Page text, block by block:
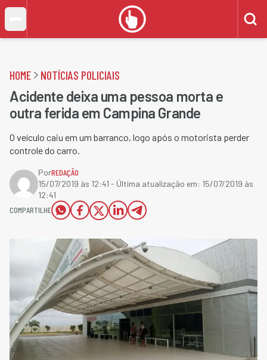
HOME NOTÍCIAS POLICIAIS
Acidente deixa uma pessoa morta e
outra ferida em Campina Grande
O veículo caiu em um barranco, logo após o motorista perder
controle do carro.
PorREDAÇÃO
15/07/2019 às 12:41 - Última atualização em: 15/07/2019 às
12:41
COMPARTILHE